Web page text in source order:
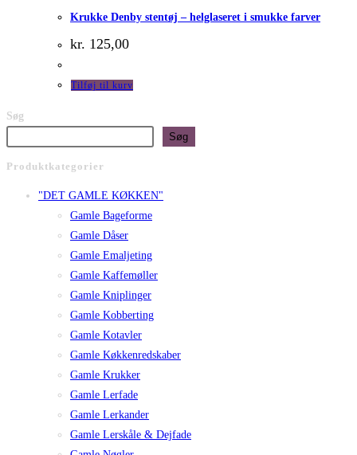
Krukke Denby stentøj – helglaseret i smukke farver
kr. 125,00
Tilføj til kurv
Søg
Søg
Produktkategorier
"DET GAMLE KØKKEN"
Gamle Bageforme
Gamle Dåser
Gamle Emaljeting
Gamle Kaffemøller
Gamle Kniplinger
Gamle Kobberting
Gamle Kotavler
Gamle Køkkenredskaber
Gamle Krukker
Gamle Lerfade
Gamle Lerkander
Gamle Lerskåle & Dejfade